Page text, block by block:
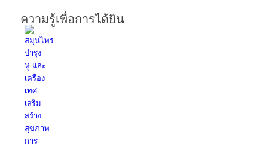
ความรู้เพื่อการได้ยิน